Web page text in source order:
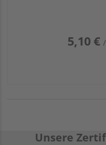
5,10 €
Unsere